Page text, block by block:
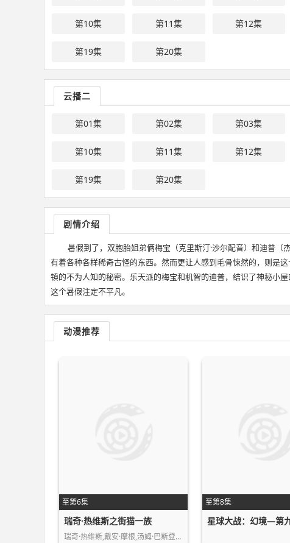
第10集 第11集 第12集
第19集 第20集
云播二
第01集 第02集 第03集
第10集 第11集 第12集
第19集 第20集
剧情介绍
暑假到了，双胞胎姐弟俩梅宝（克里斯汀·沙尔配音）和迪普（
有着各种各样稀奇古怪的东西。然而更让人感到毛骨悚然的，则是
镇的不为人知的秘密。乐天派的梅宝和机智的迪普，结识了神秘小
这个暑假注定不平凡。
动漫推荐
至第6集
瑞奇·热维斯之街猫一族
瑞奇·热维斯,戴安·摩根,汤姆·巴斯登…
至第8集